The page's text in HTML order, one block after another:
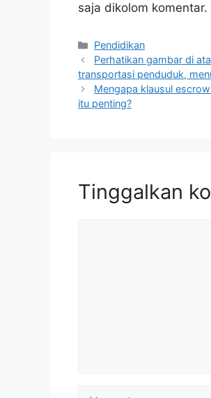
saja dikolom
Kategori
Pendidikan
Perhatikan gambar di
transportasi penduduk,
Mengapa klausul
itu penting?
Tinggalkan
Nama